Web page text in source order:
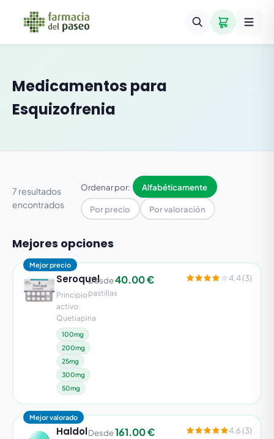
Medicamentos para
Esquizofrenia
7 resultados
encontrados
Ordenar por: Alfabéticamente
Por precio Por valoración
Mejores opciones
Mejor precio
Seroquel
Principio
activo:
Quetiapina
100mg
200mg
25mg
300mg
50mg
Desde40.00 €
pastillas
4.4 (3)
Mejor valorado
HaldolDesde161.00 € 4.6 (3)